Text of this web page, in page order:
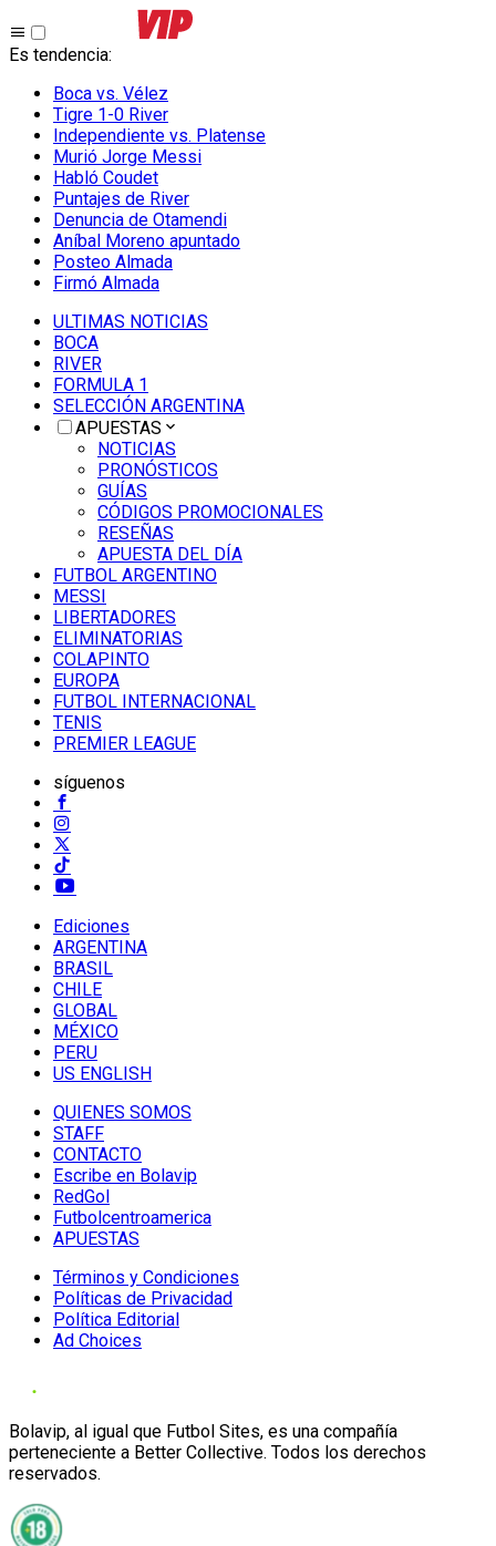
Es tendencia:
Boca vs. Vélez
Tigre 1-0 River
Independiente vs. Platense
Murió Jorge Messi
Habló Coudet
Puntajes de River
Denuncia de Otamendi
Aníbal Moreno apuntado
Posteo Almada
Firmó Almada
ULTIMAS NOTICIAS
BOCA
RIVER
FORMULA 1
SELECCIÓN ARGENTINA
APUESTAS
NOTICIAS
PRONÓSTICOS
GUÍAS
CÓDIGOS PROMOCIONALES
RESEÑAS
APUESTA DEL DÍA
FUTBOL ARGENTINO
MESSI
LIBERTADORES
ELIMINATORIAS
COLAPINTO
EUROPA
FUTBOL INTERNACIONAL
TENIS
PREMIER LEAGUE
síguenos
Ediciones
ARGENTINA
BRASIL
CHILE
GLOBAL
MÉXICO
PERU
US ENGLISH
QUIENES SOMOS
STAFF
CONTACTO
Escribe en Bolavip
RedGol
Futbolcentroamerica
APUESTAS
Términos y Condiciones
Políticas de Privacidad
Política Editorial
Ad Choices
Bolavip, al igual que Futbol Sites, es una compañía
perteneciente a Better Collective. Todos los derechos
reservados.